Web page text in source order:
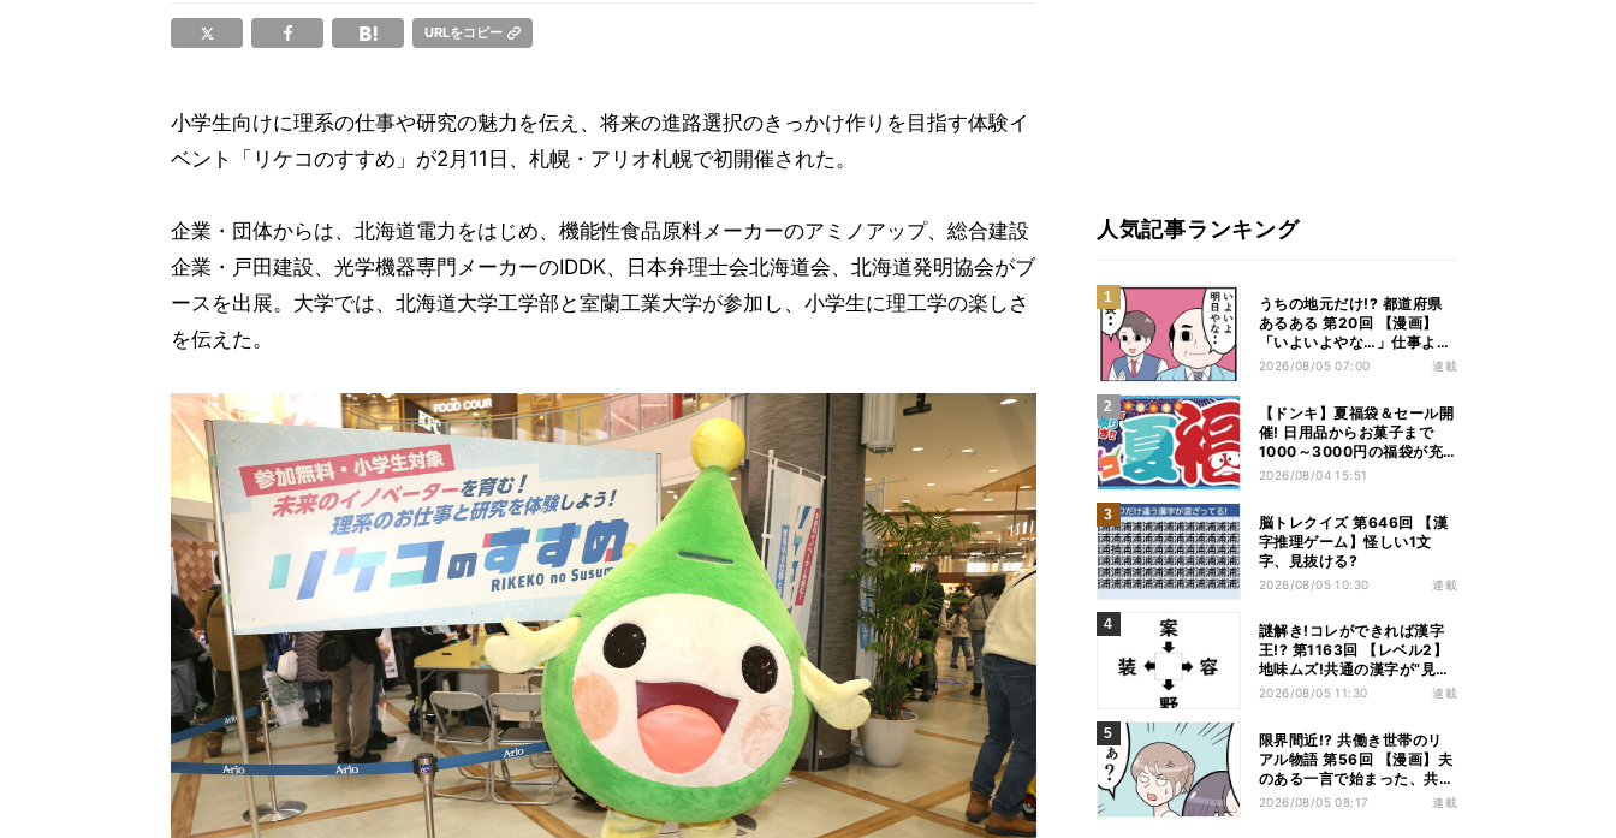
URLをコピー
小学生向けに理系の仕事や研究の魅力を伝え、将来の進路選択のきっかけ作りを目指す体験イ
ベント「リケコのすすめ」が2月11日、札幌・アリオ札幌で初開催された。
企業・団体からは、北海道電力をはじめ、機能性食品原料メーカーのアミノアップ、総合建設
企業・戸田建設、光学機器専門メーカーのIDDK、日本弁理士会北海道会、北海道発明協会がブ
ースを出展。大学では、北海道大学工学部と室蘭工業大学が参加し、小学生に理工学の楽しさ
を伝えた。
人気記事ランキング
うちの地元だけ!? 都道府県
あるある 第20回 【漫画】
「いよいよやな…」仕事より
優先は当然!? 兵庫県民の“祭
2026/08/05 07:00 連載
【ドンキ】夏福袋＆セール開
催! 日用品からお菓子まで
1000～3000円の福袋が充
実、家電やアパレルなど人気
2026/08/04 15:51
脳トレクイズ 第646回 【漢
字推理ゲーム】怪しい1文
字、見抜ける?
2026/08/05 10:30 連載
謎解き!コレができれば漢字
王!? 第1163回 【レベル2】
地味ムズ!共通の漢字が“見え
てこない”…
2026/08/05 11:30 連載
限界間近!? 共働き世帯のリ
アル物語 第56回 【漫画】夫
のある一言で始まった、共働
き夫婦の言い合い。妻も思わ
2026/08/05 08:17 連載